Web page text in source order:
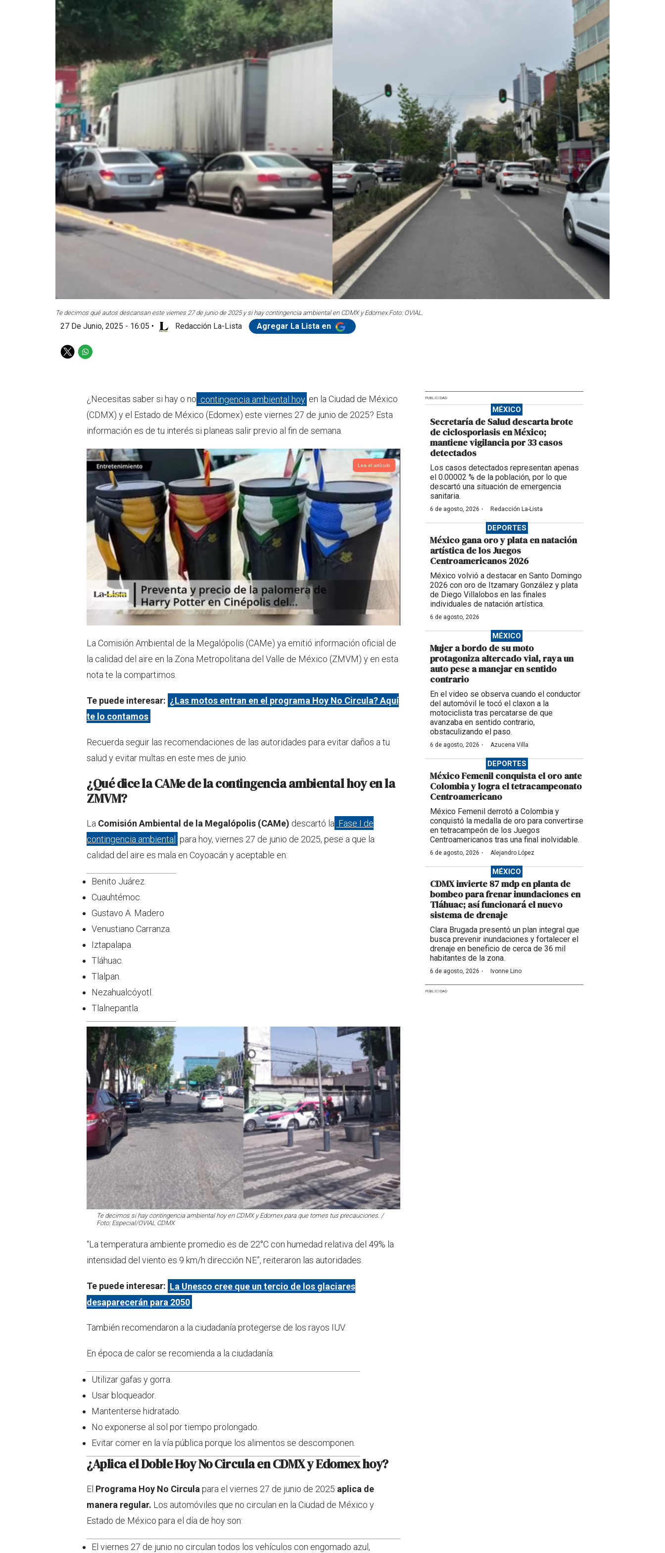
Te decimos qué autos descansan este viernes 27 de junio de 2025 y si hay contingencia ambiental en CDMX y Edomex.Foto: OVIAL.
27 De Junio, 2025 - 16:05 • Redacción La-Lista Agregar La Lista en
T
W
s
a
p
p
¿Necesitas saber si hay o no contingencia ambiental hoy en la Ciudad de México
(CDMX) y el Estado de México (Edomex) este viernes 27 de junio de 2025? Esta
información es de tu interés si planeas salir previo al fin de semana.
Lea el artículo
La Comisión Ambiental de la Megalópolis (CAMe) ya emitió información oficial de
la calidad del aire en la Zona Metropolitana del Valle de México (ZMVM) y en esta
nota te la compartimos.
Te puede interesar: ¿Las motos entran en el programa Hoy No Circula? Aquí
te lo contamos
Recuerda seguir las recomendaciones de las autoridades para evitar daños a tu
salud y evitar multas en este mes de junio.
¿Qué dice la CAMe de la contingencia ambiental hoy en la
ZMVM?
La Comisión Ambiental de la Megalópolis (CAMe) descartó la Fase I de
contingencia ambiental para hoy, viernes 27 de junio de 2025, pese a que la
calidad del aire es mala en Coyoacán y aceptable en:
Benito Juárez.
Cuauhtémoc.
Gustavo A. Madero
Venustiano Carranza.
Iztapalapa.
Tláhuac.
Tlalpan.
Nezahualcóyotl.
Tlalnepantla.
Te decimos si hay contingencia ambiental hoy en CDMX y Edomex para que tomes tus precauciones. /
Foto: Especial/OVIAL CDMX
“La temperatura ambiente promedio es de 22°C con humedad relativa del 49% la
intensidad del viento es 9 km/h dirección NE”, reiteraron las autoridades.
Te puede interesar: La Unesco cree que un tercio de los glaciares
desaparecerán para 2050
También recomendaron a la ciudadanía protegerse de los rayos IUV.
En época de calor se recomienda a la ciudadanía:
Utilizar gafas y gorra.
Usar bloqueador.
Mantenterse hidratado.
No exponerse al sol por tiempo prolongado.
Evitar comer en la vía pública porque los alimentos se descomponen.
¿Aplica el Doble Hoy No Circula en CDMX y Edomex hoy?
El Programa Hoy No Circulapara el viernes 27 de junio de 2025 aplica de
manera regular. Los automóviles que no circulan en la Ciudad de México y
Estado de México para el día de hoy son:
El viernes 27 de junio no circulan todos los vehículos con engomado azul,
PUBLICIDAD
MÉXICO
Secretaría de Salud descarta brote
de ciclosporiasis en México;
mantiene vigilancia por 33 casos
detectados
Los casos detectados representan apenas
el 0.00002 % de la población, por lo que
descartó una situación de emergencia
sanitaria.
6 de agosto, 2026 · Redacción La-Lista
DEPORTES
México gana oro y plata en natación
artística de los Juegos
Centroamericanos 2026
México volvió a destacar en Santo Domingo
2026 con oro de Itzamary González y plata
de Diego Villalobos en las finales
individuales de natación artística.
6 de agosto, 2026
MÉXICO
Mujer a bordo de su moto
protagoniza altercado vial, raya un
auto pese a manejar en sentido
contrario
En el video se observa cuando el conductor
del automóvil le tocó el claxon a la
motociclista tras percatarse de que
avanzaba en sentido contrario,
obstaculizando el paso.
6 de agosto, 2026 · Azucena Villa
DEPORTES
México Femenil conquista el oro ante
Colombia y logra el tetracampeonato
Centroamericano
México Femenil derrotó a Colombia y
conquistó la medalla de oro para convertirse
en tetracampeón de los Juegos
Centroamericanos tras una final inolvidable.
6 de agosto, 2026 · Alejandro López
MÉXICO
CDMX invierte 87 mdp en planta de
bombeo para frenar inundaciones en
Tláhuac; así funcionará el nuevo
sistema de drenaje
Clara Brugada presentó un plan integral que
busca prevenir inundaciones y fortalecer el
drenaje en beneficio de cerca de 36 mil
habitantes de la zona.
6 de agosto, 2026 · Ivonne Lino
PUBLICIDAD